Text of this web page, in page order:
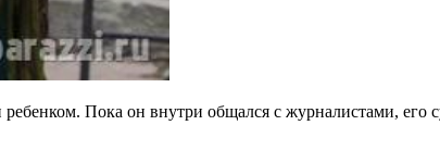
Пока он внутри общался с журналистами, его